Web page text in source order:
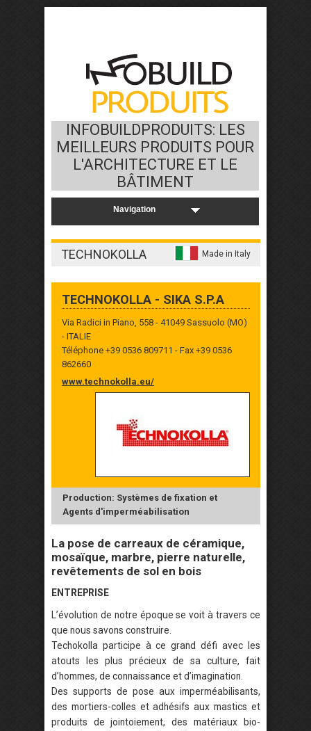
INFOBUILDPRODUITS: LES
MEILLEURS PRODUITS POUR
L'ARCHITECTURE ET LE
BÂTIMENT
TECHNOKOLLA Made in Italy
TECHNOKOLLA - SIKA S.P.A
Via Radici in Piano, 558 - 41049 Sassuolo (MO)
- ITALIE
Téléphone +39 0536 809711 - Fax +39 0536
862660
www.technokolla.eu/
Production: Systèmes de fixation et
Agents d'imperméabilisation
La pose de carreaux de céramique,
mosaïque, marbre, pierre naturelle,
revêtements de sol en bois
ENTREPRISE
L’évolution de notre époque se voit à travers ce
que nous savons construire.
Techokolla participe à ce grand défi avec les
atouts les plus précieux de sa culture, fait
d’hommes, de connaissance et d’imagination.
Des supports de pose aux imperméabilisants,
des mortiers-colles et adhésifs aux mastics et
produits de jointoiement, des matériaux bio-